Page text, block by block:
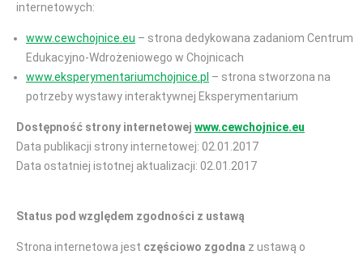
internetowych:
www.cewchojnice.eu – strona dedykowana zadaniom Centrum
Edukacyjno-Wdrożeniowego w Chojnicach
www.eksperymentariumchojnice.pl – strona stworzona na
potrzeby wystawy interaktywnej Eksperymentarium
Dostępność strony internetowej www.cewchojnice.eu
Data publikacji strony internetowej: 02.01.2017
Data ostatniej istotnej aktualizacji: 02.01.2017
Status pod względem zgodności z ustawą
Strona internetowa jest częściowo zgodna z ustawą o